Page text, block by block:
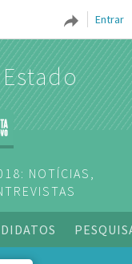
Entrar
NOTÍCIAS,